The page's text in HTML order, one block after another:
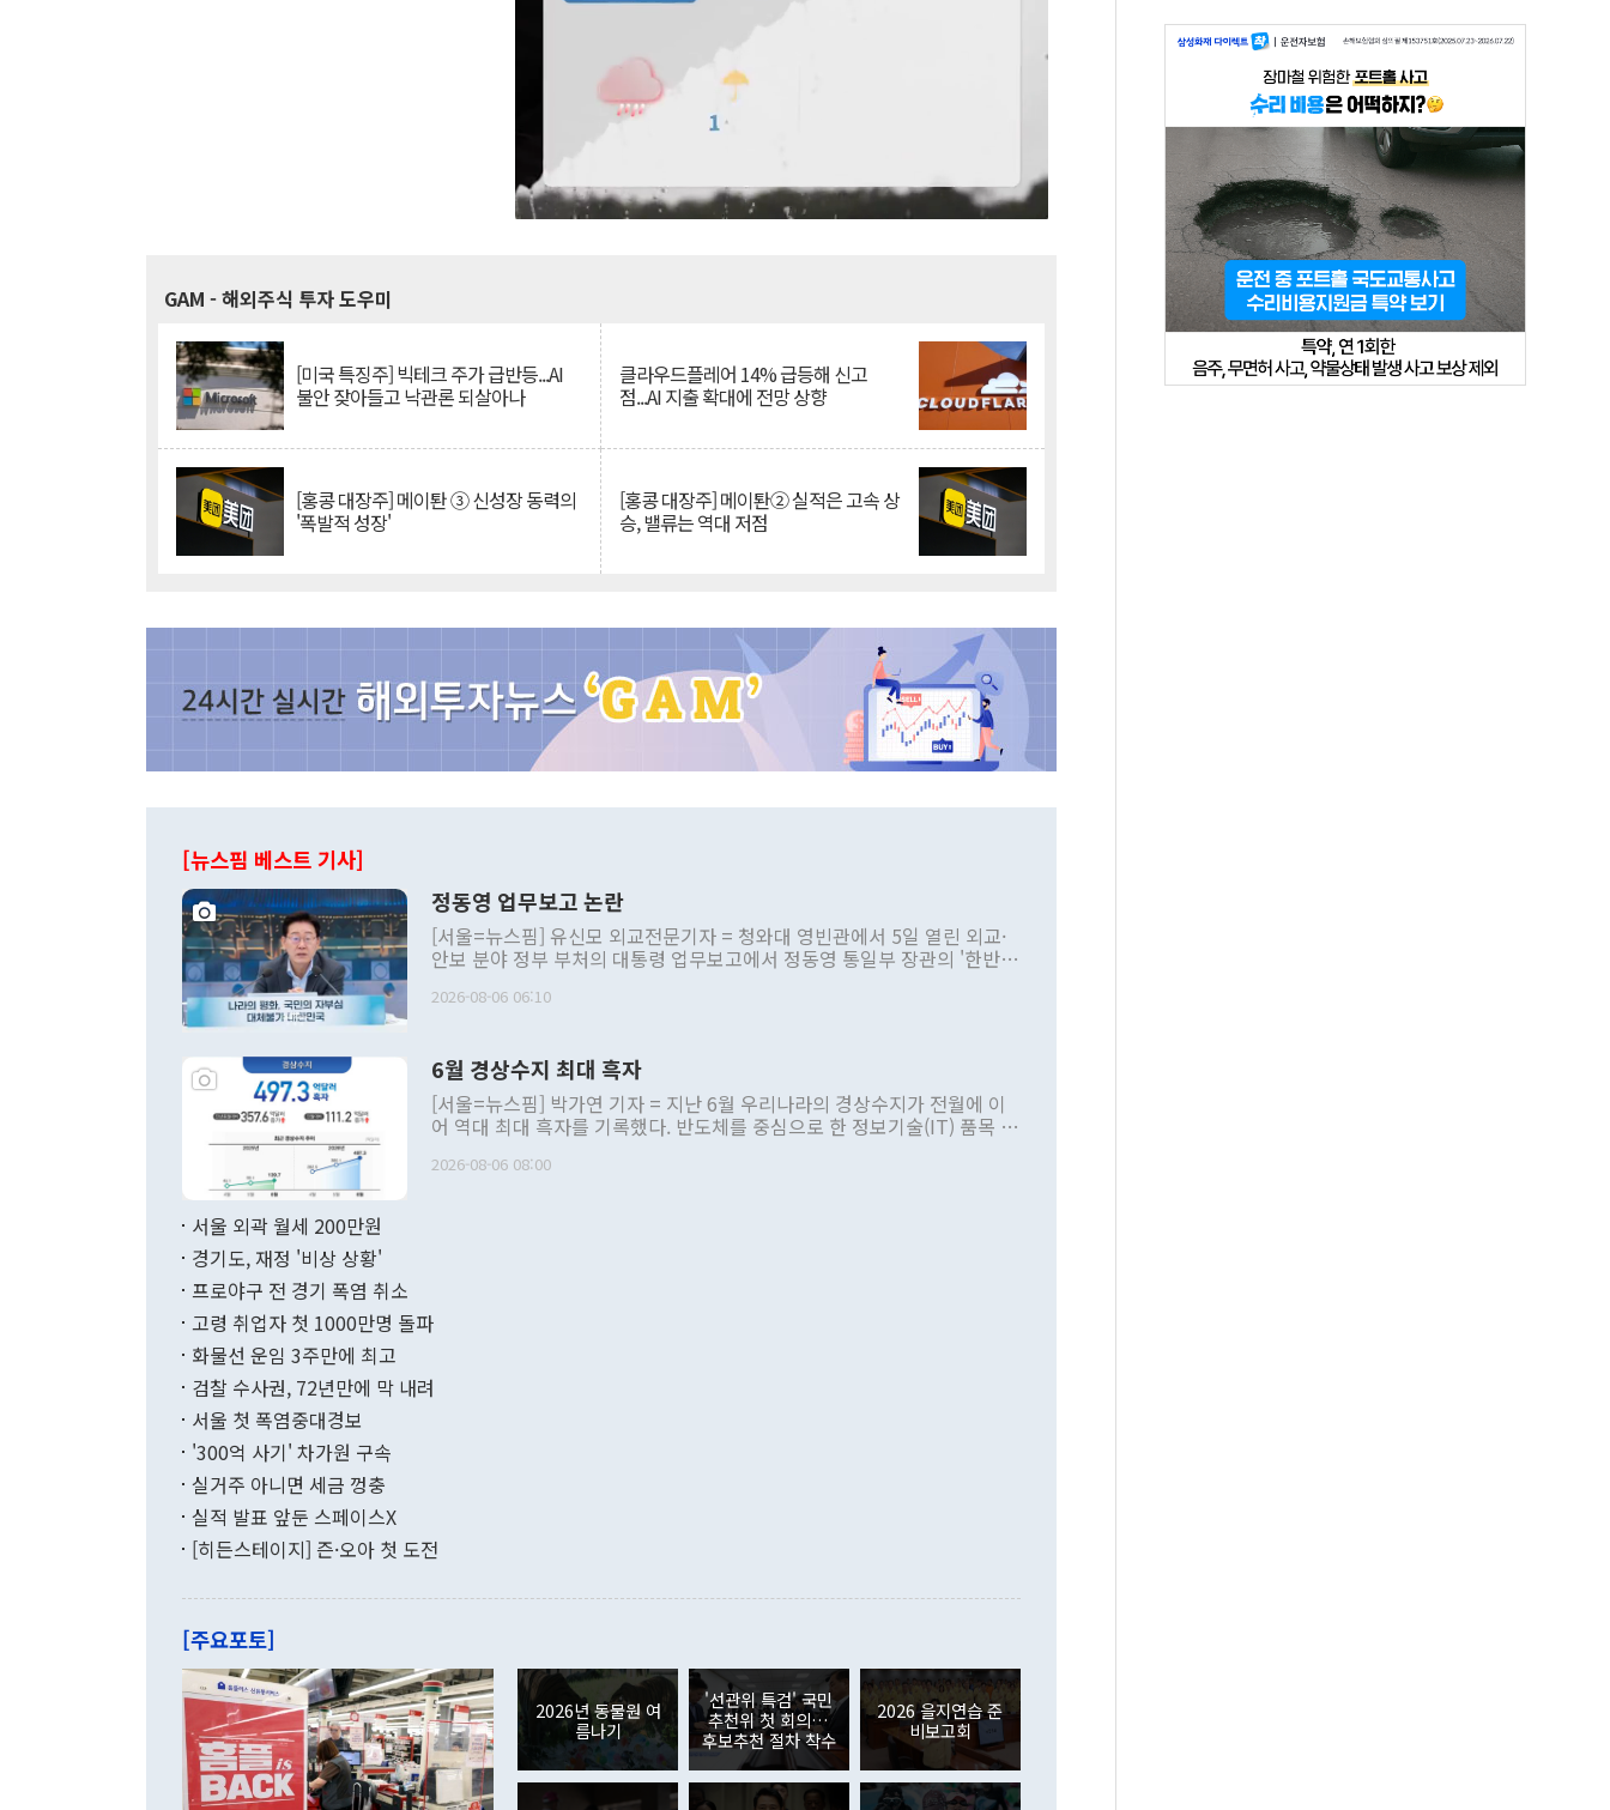
GAM - 해외주식 투자 도우미
[미국 특징주] 빅테크 주가 급반등...AI
불안 잦아들고 낙관론 되살아나
클라우드플레어 14% 급등해 신고
점...AI 지출 확대에 전망 상향
[홍콩 대장주] 메이퇀 ③ 신성장 동력의
'폭발적 성장'
[홍콩 대장주] 메이퇀② 실적은 고속 상
승, 밸류는 역대 저점
[뉴스핌 베스트 기사]
정동영 업무보고 논란
[서울=뉴스핌] 유신모 외교전문기자 = 청와대 영빈관에서 5일 열린 외교·
안보 분야 정부 부처의 대통령 업무보고에서 정동영 통일부 장관의 '한반도
발언 중에는 정부 내 조율을 거치지 않은 사안을 정책으로 추진하겠다고 공
주의적 희망에 근거한 비현실적 구상'이라는 비판을 내놨다. 그동안 정 장
관의 대북 정책 관련 발언이 물의를 빚은 적은 여러 번 있지만 대통령과 유
관 부처 장관이 공개적으로 부정적 입장을 표명한 것은 이례적이다. 정 장
관의 무리한 대북 접근법과 월권을 제어해야 한다는 목소리도 높아지고 있
다. [정동영 통일부 장관이 지난달 23일 오후 서울 종로구 정부서울청사에
무너졌다고도 했다. 또 "현 시점에서 흘러간 선(先)비핵화만 되뇌는 것은
함께 4자 대화의 동력을 확보하기 위해 최선을 다할 것"이라고 말했다. 하
"우리의 선의대로 하는 게 과연 한반도의 평화와 안정에 플러스냐, 결론적
관은 업무보고 사후 브리핑에서 정 장관이 언급한 '4자 회담'에 대해 "이상
이 9월 러시아 블라디보스토크에서 열리는 '동방경제포럼(EEF)'을 언급하
며 "정부 차원에서 (참석을) 검토하고 있다"고 발언한 데 대해서도 조 장관
은 "그것은 외교부의 몫"이라며 "아직 거기까지 진도가 나가지 않았다"고
잘랐다. 정 장관이 이날 소개한 대북 구상과 설명은 정부 내 조율을 거치지
않았다는 점에서 문제가 있다. 특히 주적 표현 대체와 국호 사용, 9·19 군
사합의 복원, 4자회담 추진 등은 통일부 장관이 결정할 사안이 아니어서 월
권이라는 지적이 나오고 있다. 이 대통령은 정 장관의 업무보고를 듣고 난
2026-08-06 06:10
6월 경상수지 최대 흑자
[서울=뉴스핌] 박가연 기자 = 지난 6월 우리나라의 경상수지가 전월에 이
어 역대 최대 흑자를 기록했다. 반도체를 중심으로 한 정보기술(IT) 품목 수
료=한국은행] 한국은행이 6일 발표한 '2026년 6월 국제수지(잠정)'에 따르
며 월간 기준 처음으로 1000억달러를 넘어섰다. 상품수입은 644억8000만
196.9% 급증했고 컴퓨터·주변기기(SSD)는 282.7% 증가했다. IT 품목
수출은 160.4% 늘었으며 비IT 품목도 ▲석유제품(47.5%) ▲화공품
기록했지만 지식재산권사용료수지는 전월 흑자에서 4억4000만달러 적자
로 전환됐다. 본원소득수지는 배당소득을 중심으로 32억7000만달러 흑자
는 배당수입이 늘어난 데다 전월 분기배당에 따른 기저효과로 배당지급이
였던 올해 3월(369억9000만달러)을 넘어선 것이다. 직접투자에서는 내국
인의 해외투자가 80억1000만달러, 외국인의 국내투자가 46억3000만달러
각각 증가했다. 증권투자에서는 외국인의 국내 주식 매도세가 이어졌다. 외
국인의 국내 주식 투자는 차익실현 매도 등의 영향으로 316억1000만달러
감소하며 전월(-310억5000만달러)에 이어 역대 최대 순매도 기록을 다시
경신했다. 외국인의 국내 채권투자는 세계국채지수(WGBI) 자금 유입에도
2026-08-06 08:00
서울 외곽 월세 200만원
경기도, 재정 '비상 상황'
프로야구 전 경기 폭염 취소
고령 취업자 첫 1000만명 돌파
화물선 운임 3주만에 최고
검찰 수사권, 72년만에 막 내려
서울 첫 폭염중대경보
'300억 사기' 차가원 구속
실거주 아니면 세금 껑충
실적 발표 앞둔 스페이스X
[히든스테이지] 즌·오아 첫 도전
[주요포토]
2026년 동물원 여
름나기
'선관위 특검' 국민
추천위 첫 회의…
후보추천 절차 착수
2026 을지연습 준
비보고회